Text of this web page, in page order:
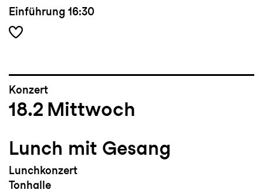
Einführung 16:30
Konzert
18.2 Mittwoch
Lunch mit Gesang
Lunchkonzert
Tonhalle